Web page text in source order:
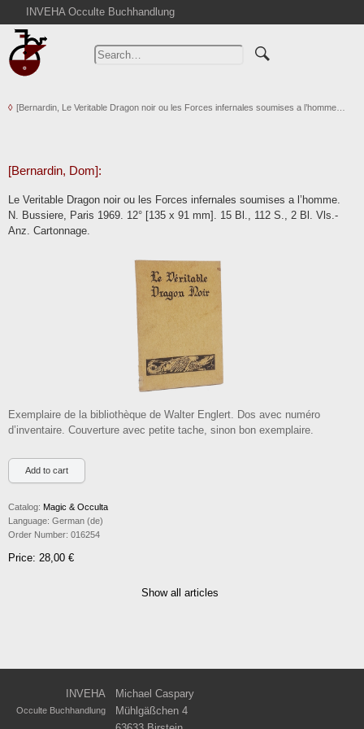
INVEHA Occulte Buchhandlung
Home
Advanced Search
Cart
Contact
Terms
[Bernardin, Le Veritable Dragon noir ou les Forces infernales soumises a l’homme…
[Bernardin, Dom]:
Le Veritable Dragon noir ou les Forces infernales soumises a l’homme.
N. Bussiere, Paris 1969. 12° [135 x 91 mm]. 15 Bl., 112 S., 2 Bl. Vls.-
Anz. Cartonnage.
Exemplaire de la bibliothèque de Walter Englert. Dos avec numéro
d’inventaire. Couverture avec petite tache, sinon bon exemplaire.
Catalog: Magic & Occulta
Language: German (de)
Order Number: 016254
Price: 28,00 €
Show all articles
INVEHA Michael Caspary
Occulte Buchhandlung
Mühlgäßchen 4